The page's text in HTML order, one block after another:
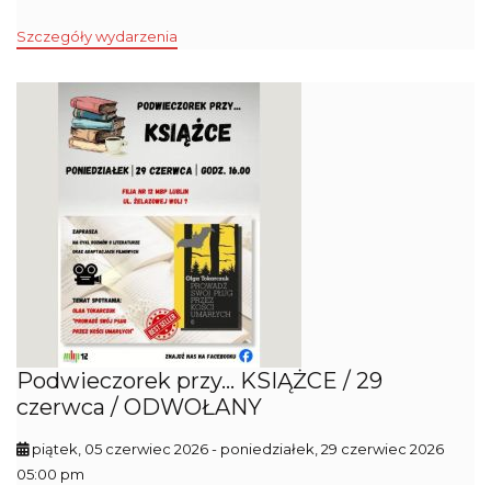
Szczegóły wydarzenia
Podwieczorek przy... KSIĄŻCE / 29
czerwca / ODWOŁANY
piątek, 05 czerwiec 2026- poniedziałek, 29 czerwiec 2026
05:00 pm